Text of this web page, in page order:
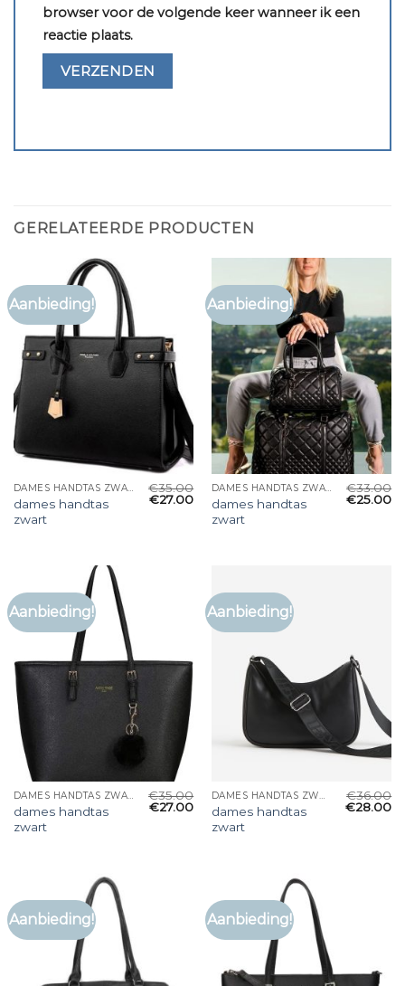
browser voor de volgende keer wanneer ik een
reactie plaats.
GERELATEERDE PRODUCTEN
Aanbieding!
DAMES HANDTAS ZWART
dames handtas
zwart
€35.00
€27.00
Aanbieding!
DAMES HANDTAS ZWART
dames handtas
zwart
€33.00
€25.00
Aanbieding!
DAMES HANDTAS ZWART
dames handtas
zwart
€35.00
€27.00
Aanbieding!
DAMES HANDTAS ZWART
dames handtas
zwart
€36.00
€28.00
Aanbieding! Aanbieding!